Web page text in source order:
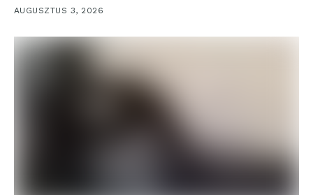
AUGUSZTUS 3, 2026